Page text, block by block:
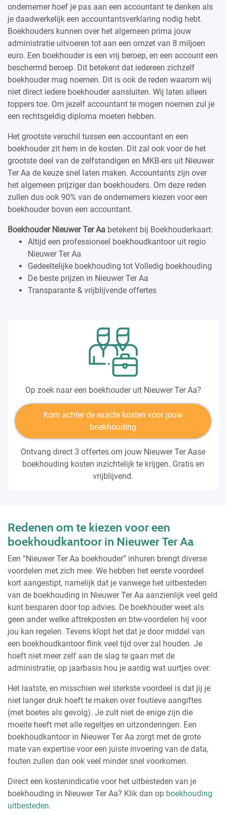
ondernemer hoef je pas aan een accountant te denken als
je daadwerkelijk een accountantsverklaring nodig hebt.
Boekhouders kunnen over het algemeen prima jouw
administratie uitvoeren tot aan een omzet van 8 miljoen
euro. Een boekhouder is een vrij beroep, en een account een
beschermd beroep. Dit betekent dat iedereen zichzelf
boekhouder mag noemen. Dit is ook de reden waarom wij
niet direct iedere boekhouder aansluiten. Wij laten alleen
toppers toe. Om jezelf accountant te mogen noemen zul je
een rechtsgeldig diploma moeten hebben.
Het grootste verschil tussen een accountant en een
boekhouder zit hem in de kosten. Dit zal ook voor de het
grootste deel van de zelfstandigen en MKB-ers uit Nieuwer
Ter Aa de keuze snel laten maken. Accountants zijn over
het algemeen prijziger dan boekhouders. Om deze reden
zullen dus ook 90% van de ondernemers kiezen voor een
boekhouder boven een accountant.
Boekhouder Nieuwer Ter Aa betekent bij Boekhouderkaart:
Altijd een professioneel boekhoudkantoor uit regio
Nieuwer Ter Aa
Gedeeltelijke boekhouding tot Volledig boekhouding
De beste prijzen in Nieuwer Ter Aa
Transparante & vrijblijvende offertes
Op zoek naar een boekhouder uit Nieuwer Ter Aa?
Kom achter de exacte kosten voor jouw
boekhouding
Ontvang direct 3 offertes om jouw Nieuwer Ter Aase
boekhouding kosten inzichtelijk te krijgen. Gratis en
vrijblijvend.
Redenen om te kiezen voor een
boekhoudkantoor in Nieuwer Ter Aa
Een “Nieuwer Ter Aa boekhouder” inhuren brengt diverse
voordelen met zich mee. We hebben het eerste voordeel
kort aangestipt, namelijk dat je vanwege het uitbesteden
van de boekhouding in Nieuwer Ter Aa aanzienlijk veel geld
kunt besparen door top advies. De boekhouder weet als
geen ander welke aftrekposten en btw-voordelen hij voor
jou kan regelen. Tevens klopt het dat je door middel van
een boekhoudkantoor flink veel tijd over zal houden. Je
hoeft niet meer zelf aan de slag te gaan met de
administratie, op jaarbasis hou je aardig wat uurtjes over.
Het laatste, en misschien wel sterkste voordeel is dat jij je
niet langer druk hoeft te maken over foutieve aangiftes
(met boetes als gevolg). Je zult niet de enige zijn die
moeite heeft met alle regeltjes en uitzonderingen. Een
boekhoudkantoor in Nieuwer Ter Aa zorgt met de grote
mate van expertise voor een juiste invoering van de data,
fouten zullen dan ook veel minder snel voorkomen.
Direct een kostenindicatie voor het uitbesteden van je
boekhouding in Nieuwer Ter Aa? Klik dan op boekhouding
uitbesteden.